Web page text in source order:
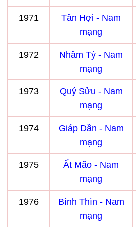
1971
Tân Hợi - Nam
mạng
1972
Nhâm Tý - Nam
mạng
1973
Quý Sửu - Nam
mạng
1974
Giáp Dần - Nam
mạng
1975
Ất Mão - Nam
mạng
1976
Bính Thìn - Nam
mạng